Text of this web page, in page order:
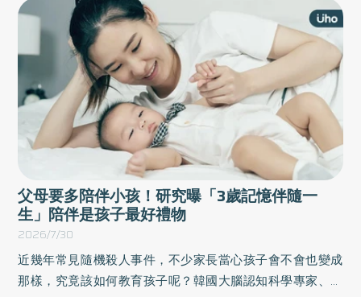
進一步說明挑選高股息與市值型ETF的方法，帶領讀者創造資
產倍增的可能。以下為原書摘文：
父母要多陪伴小孩！研究曝「3歲記憶伴隨一
生」陪伴是孩子最好禮物
2026/7/30
近幾年常見隨機殺人事件，不少家長當心孩子會不會也變成
那樣，究竟該如何教育孩子呢？韓國大腦認知科學專家、香